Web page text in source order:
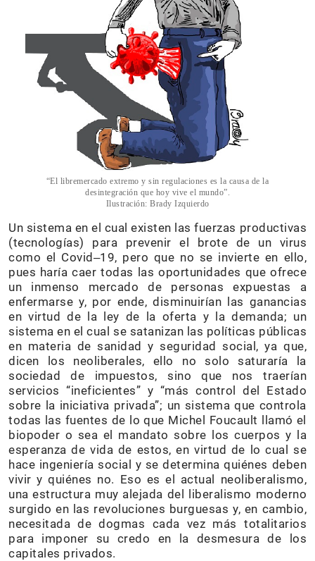
“El libremercado extremo y sin regulaciones es la causa de la
desintegración que hoy vive el mundo”.
Ilustración: Brady Izquierdo
Un sistema en el cual existen las fuerzas productivas
(tecnologías) para prevenir el brote de un virus
como el Covid‒19, pero que no se invierte en ello,
pues haría caer todas las oportunidades que ofrece
un inmenso mercado de personas expuestas a
enfermarse y, por ende, disminuirían las ganancias
en virtud de la ley de la oferta y la demanda; un
sistema en el cual se satanizan las políticas públicas
en materia de sanidad y seguridad social, ya que,
dicen los neoliberales, ello no solo saturaría la
sociedad de impuestos, sino que nos traerían
servicios “ineficientes” y “más control del Estado
sobre la iniciativa privada”; un sistema que controla
todas las fuentes de lo que Michel Foucault llamó el
biopoder o sea el mandato sobre los cuerpos y la
esperanza de vida de estos, en virtud de lo cual se
hace ingeniería social y se determina quiénes deben
vivir y quiénes no. Eso es el actual neoliberalismo,
una estructura muy alejada del liberalismo moderno
surgido en las revoluciones burguesas y, en cambio,
necesitada de dogmas cada vez más totalitarios
para imponer su credo en la desmesura de los
capitales privados.